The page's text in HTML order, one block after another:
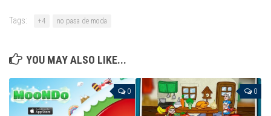
Tags: +4 no pasa de moda
YOU MAY ALSO LIKE...
0 0